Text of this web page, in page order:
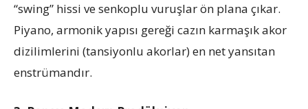
“swing” hissi ve senkoplu vuruşlar ön plana çıkar.
Piyano, armonik yapısı gereği cazın karmaşık akor
dizilimlerini (tansiyonlu akorlar) en net yansıtan
enstrümandır.